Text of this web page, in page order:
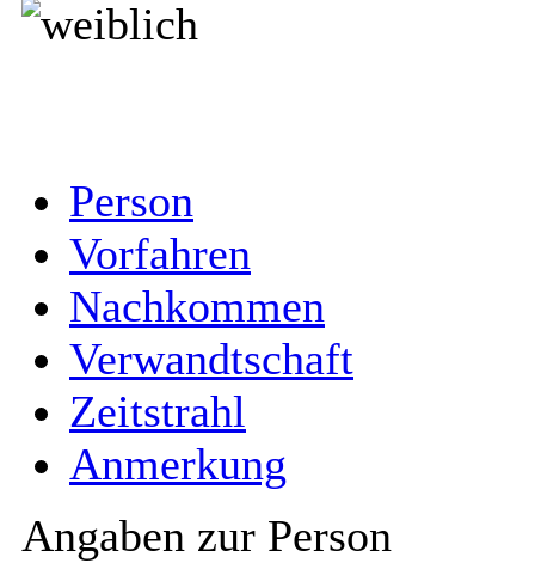
Person
Vorfahren
Nachkommen
Verwandtschaft
Zeitstrahl
Anmerkung
Angaben zur Person